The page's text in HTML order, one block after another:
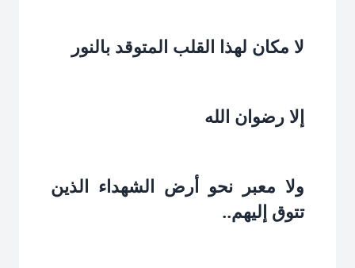
لا مكان لهذا القلب المتوقد بالنور‏
إلا رضوان الله‏
ولا معبر نحو أرض الشهداء الذين
تتوق إليهم..‏